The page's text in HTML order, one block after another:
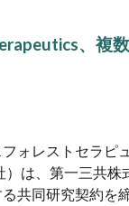
、複
ォレストセラピ
）は、第一三共
共同研究契約を